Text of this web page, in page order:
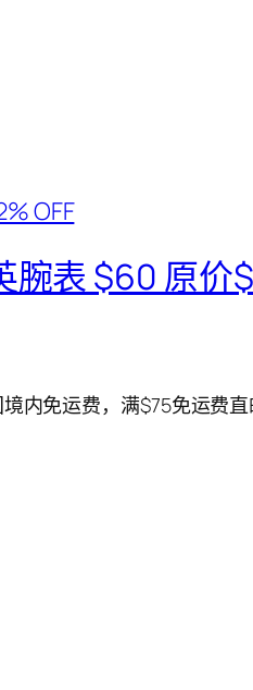
表 $60 原价
免运费，满$75免运费直